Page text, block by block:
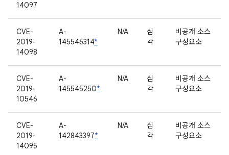
14097
CVE-
2019-
14098
A-
145546314*
N/A
심
각
비공개 소스
구성요소
CVE-
2019-
10546
A-
145545250*
N/A
심
각
비공개 소스
구성요소
CVE-
2019-
14095
A-
142843397*
N/A
심
각
비공개 소스
구성요소